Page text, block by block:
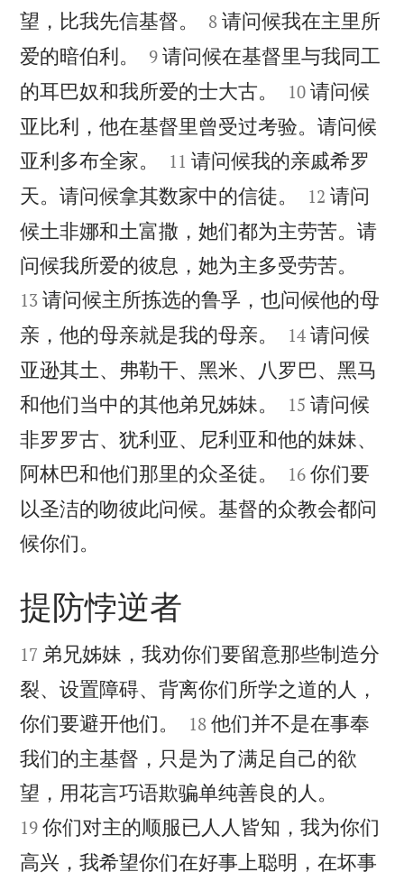
望，比我先信基督。


8 请问候我在主里所
爱的暗伯利。


9 请问候在基督里与我同工
的耳巴奴和我所爱的士大古。


10 请问候
亚比利，他在基督里曾受过考验。请问候
亚利多布全家。


11 请问候我的亲戚希罗
天。请问候拿其数家中的信徒。


12 请问
候土非娜和土富撒，她们都为主劳苦。请
问候我所爱的彼息，她为主多受劳苦。
13 请问候主所拣选的鲁孚，也问候他的母
亲，他的母亲就是我的母亲。


14 请问候
亚逊其土、弗勒干、黑米、八罗巴、黑马
和他们当中的其他弟兄姊妹。


15 请问候
非罗罗古、犹利亚、尼利亚和他的妹妹、
阿林巴和他们那里的众圣徒。


16 你们要
以圣洁的吻彼此问候。基督的众教会都问
候你们。

提防悖逆者

17 弟兄姊妹，我劝你们要留意那些制造分
裂、设置障碍、背离你们所学之道的人，
你们要避开他们。


18 他们并不是在事奉
我们的主基督，只是为了满足自己的欲
望，用花言巧语欺骗单纯善良的人。
19 你们对主的顺服已人人皆知，我为你们
高兴，我希望你们在好事上聪明，在坏事